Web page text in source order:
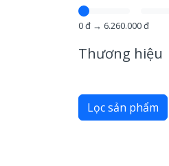
0đ → 6.260.000đ
Thương hiệu
Lọc sản phẩm